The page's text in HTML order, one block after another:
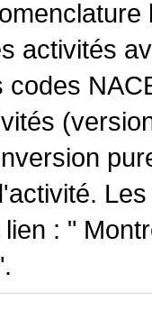
activités
codes
: "